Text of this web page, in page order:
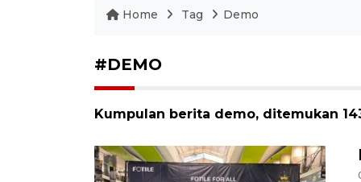
Home Tag Demo
#DEMO
Kumpulan berita demo, ditemukan